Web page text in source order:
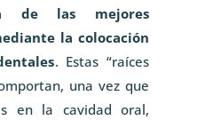
de las mejores
la colocación
. Estas “raíces
una vez que
en la cavidad oral,